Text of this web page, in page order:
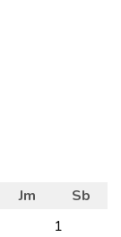
Jm
Sb
1